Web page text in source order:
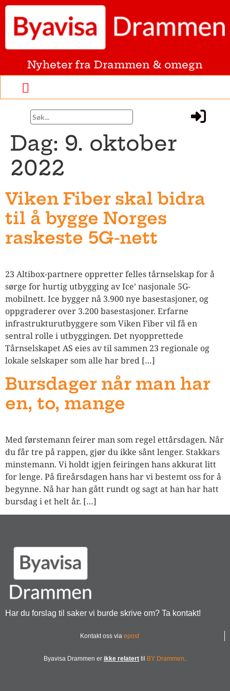
Nyheter fra Drammen & omegn
Dag: 9. oktober
2022
Viken Fiber skal bidra
til å bygge Norges
raskeste 5G-nett
23 Altibox-partnere oppretter felles tårnselskap for å
sørge for hurtig utbygging av Ice’ nasjonale 5G-
mobilnett. Ice bygger nå 3.900 nye basestasjoner, og
oppgraderer over 3.200 basestasjoner. Erfarne
infrastrukturutbyggere som Viken Fiber vil få en
sentral rolle i utbyggingen. Det nyopprettede
Tårnselskapet AS eies av til sammen 23 regionale og
lokale selskaper som alle har bred […]
Bursdager når man har
en, to, mange
Med førstemann feirer man som regel ettårsdagen. Når
du får tre på rappen, gjør du ikke sånt lenger. Stakkars
minstemann. Vi holdt igjen feiringen hans akkurat litt
for lenge. På fireårsdagen hans har vi bestemt oss for å
begynne. Nå har han gått rundt og sagt at han har hatt
bursdag i et helt år. […]
Har du forslag til saker vi burde skrive om? Ta kontakt!
Kontakt oss via epost
Byavisa Drammen er ikke relatert til BY Drammen.